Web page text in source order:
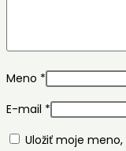
Meno *
E-mail *
Uložiť moje